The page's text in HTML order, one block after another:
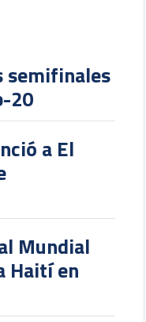
semifinales
20
a El
Mundial
Haití en